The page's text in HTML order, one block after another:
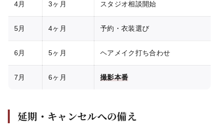
4月 3ヶ月 スタジオ相談開始
5月 4ヶ月 予約・衣装選び
6月 5ヶ月 ヘアメイク打ち合わせ
7月 6ヶ月 撮影本番
延期・キャンセルへの備え